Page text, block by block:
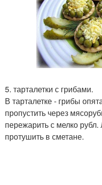
5. тарталетки с грибами.
В тарталетке - грибы
пропустить через
пережарить с мелко
протушить в сметане.